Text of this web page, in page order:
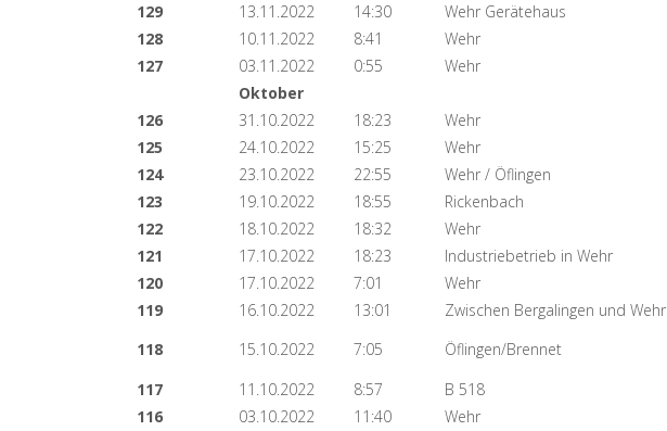
129
13.11.2022 14:30 Wehr Gerätehaus
128
10.11.2022 8:41 Wehr
127
03.11.2022 0:55 Wehr
Oktober
126
31.10.2022 18:23 Wehr
125
24.10.2022 15:25 Wehr
124
23.10.2022 22:55 Wehr / Öflingen
123
19.10.2022 18:55 Rickenbach
122
18.10.2022 18:32 Wehr
121
17.10.2022 18:23 Industriebetrieb in Wehr
120
17.10.2022 7:01 Wehr
119
16.10.2022 13:01 Zwischen Bergalingen und Wehr
118
15.10.2022 7:05 Öflingen/Brennet
117
11.10.2022 8:57 B 518
116
03.10.2022 11:40 Wehr